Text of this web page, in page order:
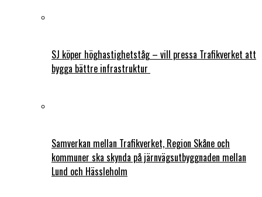
SJ köper höghastighetståg – vill pressa Trafikverket att
bygga bättre infrastruktur
Samverkan mellan Trafikverket, Region Skåne och
kommuner ska skynda på järnvägsutbyggnaden mellan
Lund och Hässleholm